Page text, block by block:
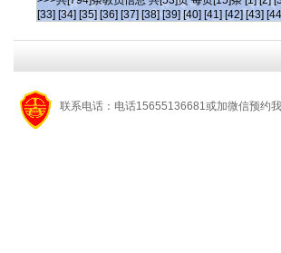
[33] [34] [35] [36] [37] [38] [39] [40] [41] [42] [43]
联系电话：电话15655136681或加微信预约